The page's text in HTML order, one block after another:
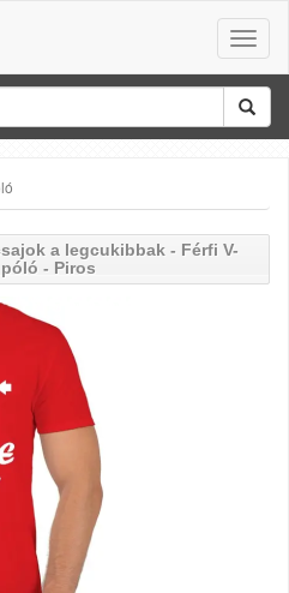
Toggle
a legcukibbak - Férfi V-
- Piros